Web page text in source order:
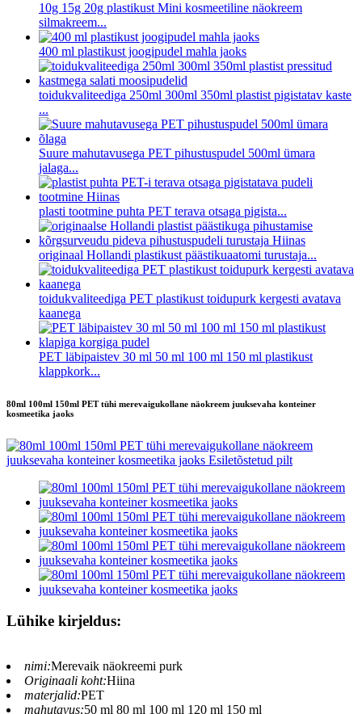
10g 15g 20g plastikust Mini kosmeetiline näokreem
silmakreem...
400 ml plastikust joogipudel mahla jaoks
toidukvaliteediga 250ml 300ml 350ml plastist pigistatav kaste
...
Suure mahutavusega PET pihustuspudel 500ml ümara
jalaga...
plasti tootmine puhta PET terava otsaga pigista...
originaal Hollandi plastikust päästikuaatomi turustaja...
toidukvaliteediga PET plastikust toidupurk kergesti avatava
kaanega
PET läbipaistev 30 ml 50 ml 100 ml 150 ml plastikust
klappkork...
80ml 100ml 150ml PET tühi merevaigukollane näokreem juuksevaha konteiner
kosmeetika jaoks
Lühike kirjeldus:
nimi:Merevaik näokreemi purk
Originaali koht:Hiina
materjalid:PET
mahutavus:50 ml 80 ml 100 ml 120 ml 150 ml